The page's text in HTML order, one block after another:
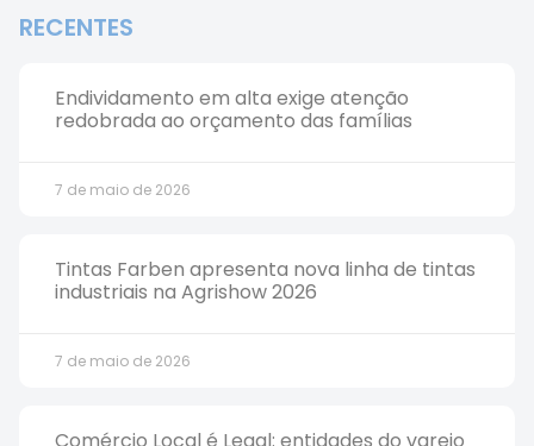
RECENTES
Endividamento em alta exige atenção
redobrada ao orçamento das famílias
7 de maio de 2026
Tintas Farben apresenta nova linha de tintas
industriais na Agrishow 2026
7 de maio de 2026